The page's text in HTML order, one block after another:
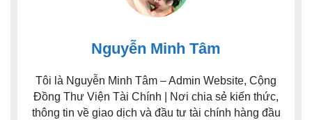
Nguyễn Minh Tâm
Tôi là Nguyễn Minh Tâm – Admin Website, Cộng
Đồng Thư Viện Tài Chính | Nơi chia sẻ kiến thức,
thông tin về giao dịch và đầu tư tài chính hàng đầu